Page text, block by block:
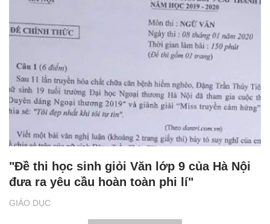
GIÁO DỤC
"Đề thi học sinh giỏi Văn lớp 9 của Hà Nội
đưa ra yêu cầu hoàn toàn phi lí"